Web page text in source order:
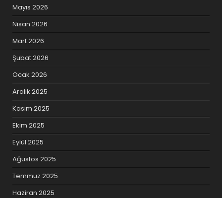
Mayıs 2026
Nisan 2026
Mart 2026
Şubat 2026
Ocak 2026
Aralık 2025
Kasım 2025
Ekim 2025
Eylül 2025
Ağustos 2025
Temmuz 2025
Haziran 2025